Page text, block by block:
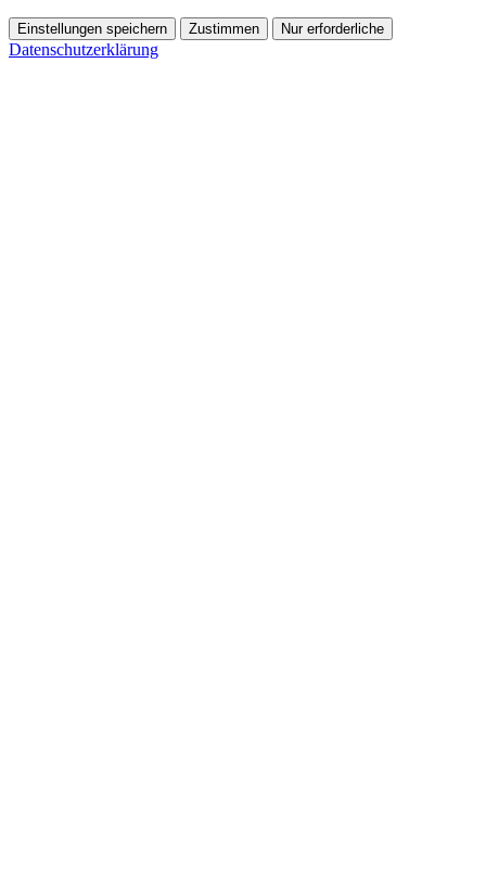
Einstellungen speichern Zustimmen Nur erforderliche
Datenschutzerklärung